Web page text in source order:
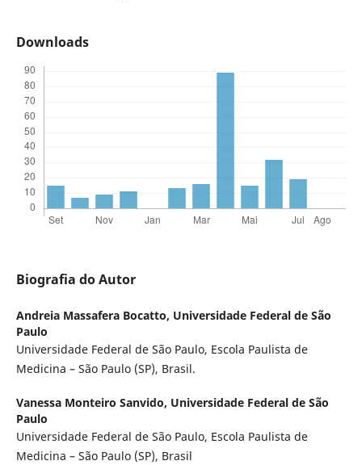
Downloads
Biografia do Autor
Andreia Massafera Bocatto, Universidade Federal de São
Paulo
Universidade Federal de São Paulo, Escola Paulista de
Medicina – São Paulo (SP), Brasil.
Vanessa Monteiro Sanvido, Universidade Federal de São
Paulo
Universidade Federal de São Paulo, Escola Paulista de
Medicina – São Paulo (SP), Brasil